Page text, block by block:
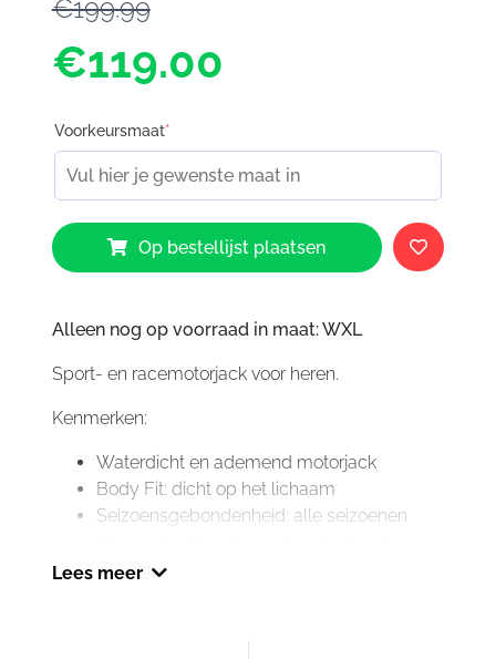
€199.99
€119.00
Voorkeursmaat*
Bering
Dundy
Kingsize
Black
aantal
Op bestellijst plaatsen
Alleen nog op voorraad in maat: WXL
Sport- en racemotorjack voor heren.
Kenmerken:
Waterdicht en ademend motorjack
Body Fit: dicht op het lichaam
Seizoensgebondenheid: alle seizoenen
600D fiber tech stof
Lees meer